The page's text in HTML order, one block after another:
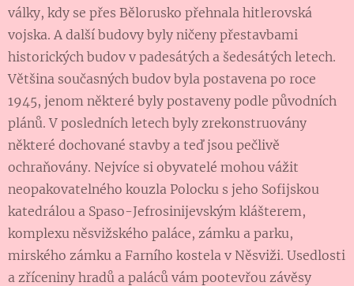
války, kdy se přes Bělorusko přehnala hitlerovská
vojska. A další budovy byly ničeny přestavbami
historických budov v padesátých a šedesátých letech.
Většina současných budov byla postavena po roce
1945, jenom některé byly postaveny podle původních
plánů. V posledních letech byly zrekonstruovány
některé dochované stavby a teď jsou pečlivě
ochraňovány. Nejvíce si obyvatelé mohou vážit
neopakovatelného kouzla Polocku s jeho Sofijskou
katedrálou a Spaso-Jefrosinijevským klášterem,
komplexu něsvižského paláce, zámku a parku,
mirského zámku a Farního kostela v Něsviži. Usedlosti
a zříceniny hradů a paláců vám pootevřou závěsy